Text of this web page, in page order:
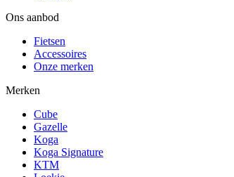
Ons aanbod
Fietsen
Accessoires
Onze merken
Merken
Cube
Gazelle
Koga
Koga Signature
KTM